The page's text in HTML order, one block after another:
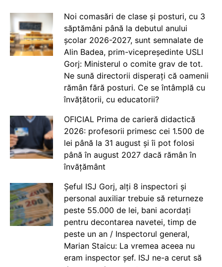
Noi comasări de clase și posturi, cu 3
săptămâni până la debutul anului
școlar 2026-2027, sunt semnalate de
Alin Badea, prim-vicepreședinte USLI
Gorj: Ministerul o comite grav de tot.
Ne sună directorii disperați că oamenii
rămân fără posturi. Ce se întâmplă cu
învățătorii, cu educatorii?
OFICIAL Prima de carieră didactică
2026: profesorii primesc cei 1.500 de
lei până la 31 august și îi pot folosi
până în august 2027 dacă rămân în
învățământ
Șeful ISJ Gorj, alți 8 inspectori și
personal auxiliar trebuie să returneze
peste 55.000 de lei, bani acordați
pentru decontarea navetei, timp de
peste un an / Inspectorul general,
Marian Staicu: La vremea aceea nu
eram inspector șef. ISJ ne-a cerut să